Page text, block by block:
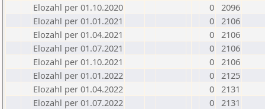
Elozahl per 01.10.2020
0 2096
Elozahl per 01.01.2021
0 2106
Elozahl per 01.04.2021
0 2106
Elozahl per 01.07.2021
0 2106
Elozahl per 01.10.2021
0 2106
Elozahl per 01.01.2022
0 2125
Elozahl per 01.04.2022
0 2131
Elozahl per 01.07.2022
0 2131